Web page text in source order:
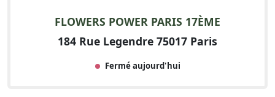
FLOWERS POWER PARIS 17ÈME
184 Rue Legendre 75017 Paris
Fermé aujourd'hui